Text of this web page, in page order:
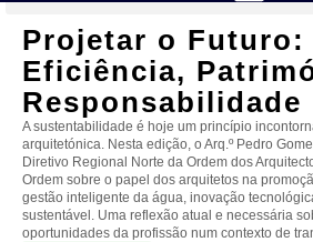
Projetar o Futuro:
Eficiência,
Responsabilidade
A sustentabilidade é hoje um princípio
arquitetónica. Nesta edição, o Arq.º Pedro
Diretivo Regional Norte da Ordem dos
Ordem sobre o papel dos arquitetos na
gestão inteligente da água, inovação
sustentável. Uma reflexão atual e necessária
oportunidades da profissão num contexto de